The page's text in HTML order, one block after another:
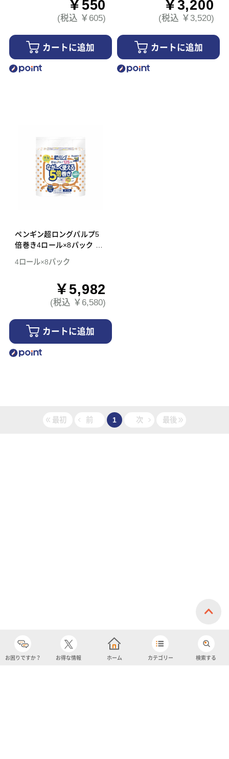
￥550
(税込 ￥605)
カートに追加
￥3,200
(税込 ￥3,520)
カートに追加
ペンギン超ロングパルプ5
倍巻き4ロール×8パック ダ
4ロール×8パック
￥5,982
(税込 ￥6,580)
カートに追加
最初 前 1 次 最後
お困りですか？ お得な情報 ホーム カテゴリー 検索する